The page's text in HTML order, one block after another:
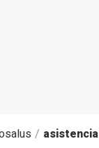
/ asistencia